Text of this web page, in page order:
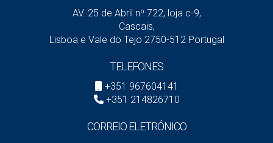
AV. 25 de Abril nº 722, loja c-9,
Cascais,
Lisboa e Vale do Tejo 2750-512 Portugal
TELEFONES
+351 967604141
+351 214826710
CORREIO ELETRÓNICO